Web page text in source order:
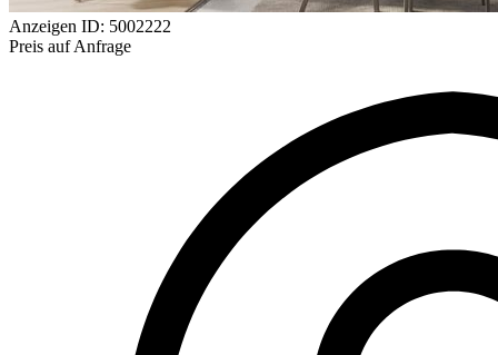
Anzeigen ID: 5002222
Preis auf Anfrage